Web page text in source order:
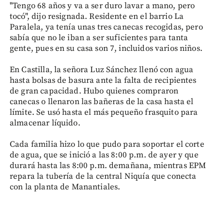
"Tengo 68 años y va a ser duro lavar a mano, pero
tocó", dijo resignada. Residente en el barrio La
Paralela, ya tenía unas tres canecas recogidas, pero
sabía que no le iban a ser suficientes para tanta
gente, pues en su casa son 7, incluidos varios niños.
En Castilla, la señora Luz Sánchez llenó con agua
hasta bolsas de basura ante la falta de recipientes
de gran capacidad. Hubo quienes compraron
canecas o llenaron las bañeras de la casa hasta el
límite. Se usó hasta el más pequeño frasquito para
almacenar líquido.
Cada familia hizo lo que pudo para soportar el corte
de agua, que se inició a las 8:00 p.m. de ayer y que
durará hasta las 8:00 p.m. demañana, mientras EPM
repara la tubería de la central Niquía que conecta
con la planta de Manantiales.